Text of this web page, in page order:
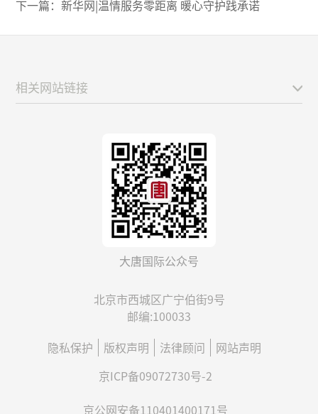
下一篇：新华网|温情服务零距离 暖心守护践承诺
大唐国际公众号
北京市西城区广宁伯街9号
邮编:100033
隐私保护
版权声明 法律顾问
网站声明
京ICP备09072730号-2
京公网安备110401400171号
相关网站链接